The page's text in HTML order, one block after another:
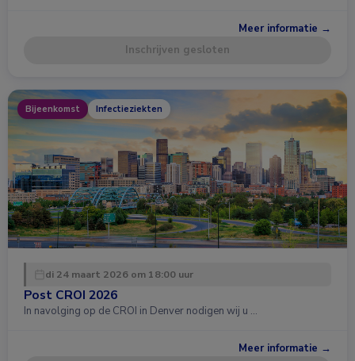
Meer informatie →
Inschrijven gesloten
Bijeenkomst Infectieziekten
di 24 maart 2026 om 18:00 uur
Post CROI 2026
In navolging op de CROI in Denver nodigen wij u …
Meer informatie →